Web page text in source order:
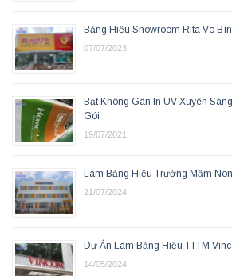
Bảng Hiệu Showroom Rita Võ
07/07/2023
Bạt Không Gân In UV Xuyên
Gói
19/07/2021
Làm Bảng Hiệu Trường Mầm
21/07/2024
Dự Án Làm Bảng Hiệu TTTM
14/05/2024